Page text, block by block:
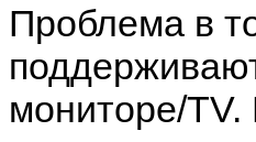
Проблема в
мониторе/TV.